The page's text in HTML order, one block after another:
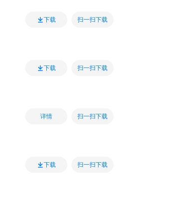
下载 扫一扫下载
下载 扫一扫下载
详情 扫一扫下载
下载 扫一扫下载